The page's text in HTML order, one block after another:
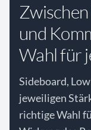
und
Wahl für
Sideboard,
jeweiligen
richtige Wahl